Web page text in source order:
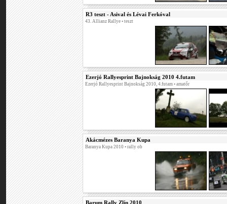
R3 teszt - Asival és Lévai Ferkóval
43. Allianz Rallye • teszt
Ezerjó Rallyesprint Bajnokság 2010 4.futam
Ezerjó Rallyesprint Bajnokság 2010, 4.futam • amatőr
Akácmézes Baranya Kupa
Baranya Kupa 2010 • rally ob
Barum Rally Zlín 2010